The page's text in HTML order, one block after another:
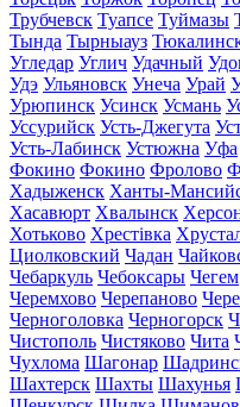
Трубчевск Туапсе Туймазы
Тында Тырныауз
Угледар Углич Удачный
Удэ Ульяновск Унеча Урай
Урюпинск Усинск Усмань
Уссурийск Усть-Джегута
Усть-Лабинск Устюжна Уфа
Фокино Фокино Фролово
Хадыженск Ханты-
Хасавюрт Хвалынск
Хотьково Хрестівка
Циолковский Чадан
Чебаркуль Чебоксары Чегем
Черемхово Черепаново
Черноголовка Черногорск
Чистополь Чистяково Чита
Чухлома Шагонар
Шахтерск Шахты Шахунья